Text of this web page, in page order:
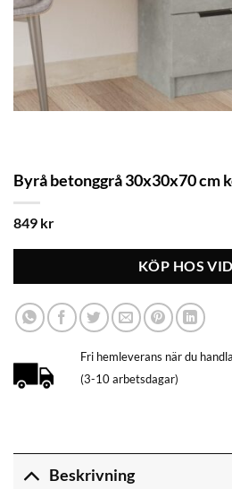
Byrå betonggrå 30x30x70 cm
849 kr
KÖP HOS
Fri hemleverans när du
(3-10 arbetsdagar)
Beskrivning